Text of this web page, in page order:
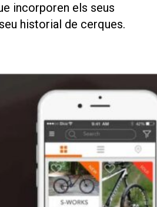
incorporen els seus
historial de cerques.